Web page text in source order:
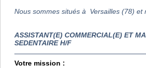
Nous sommes situés à Versailles (78) et
ASSISTANT(E) COMMERCIAL(E) ET
SEDENTAIRE H/F
Votre mission :